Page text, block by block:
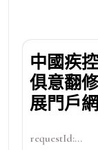
中國疾
俱意翻
展門戶
requestId:...